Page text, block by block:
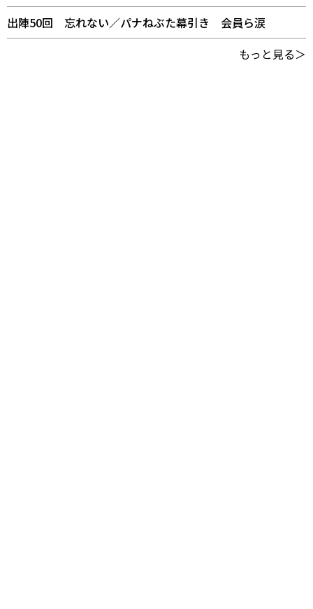
出陣50回 忘れない／パナねぶた幕引き 会員ら涙
もっと見る＞